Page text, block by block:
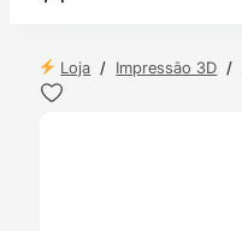
Loja / Impressão 3D /